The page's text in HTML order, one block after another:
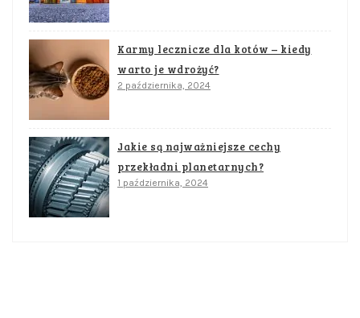
Karmy lecznicze dla kotów – kiedy
warto je wdrożyć?
2 października, 2024
Jakie są najważniejsze cechy
przekładni planetarnych?
1 października, 2024